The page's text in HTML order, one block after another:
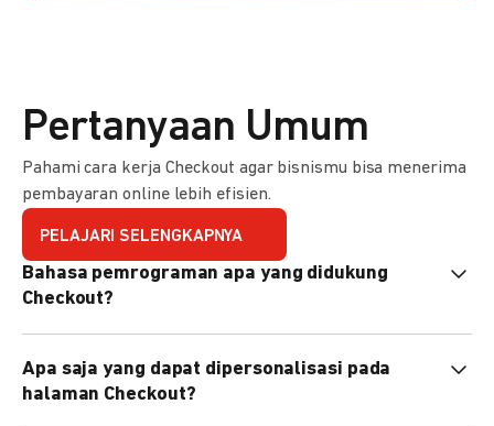
Pertanyaan Umum
Pahami cara kerja Checkout agar bisnismu bisa menerima
pembayaran online lebih efisien.
PELAJARI SELENGKAPNYA
Bahasa pemrograman apa yang didukung
Checkout?
PHP, Node.js, Go, dll).
Apa saja yang dapat dipersonalisasi pada
halaman Checkout?